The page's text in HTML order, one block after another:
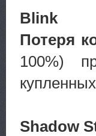
Blink
Потеря
100%)
Shadow